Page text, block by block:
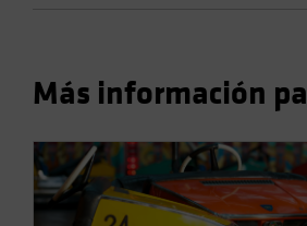
Más información